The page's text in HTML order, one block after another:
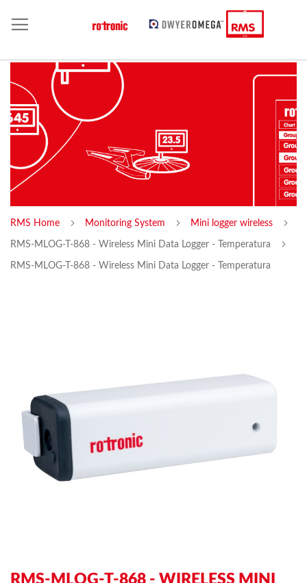
RMS Home Monitoring System Mini logger wireless
RMS-MLOG-T-868 - Wireless Mini Data Logger - Temperatura
RMS-MLOG-T-868 - Wireless Mini Data Logger - Temperatura
RMS-MLOG-T-868 - WIRELESS MINI
gallery